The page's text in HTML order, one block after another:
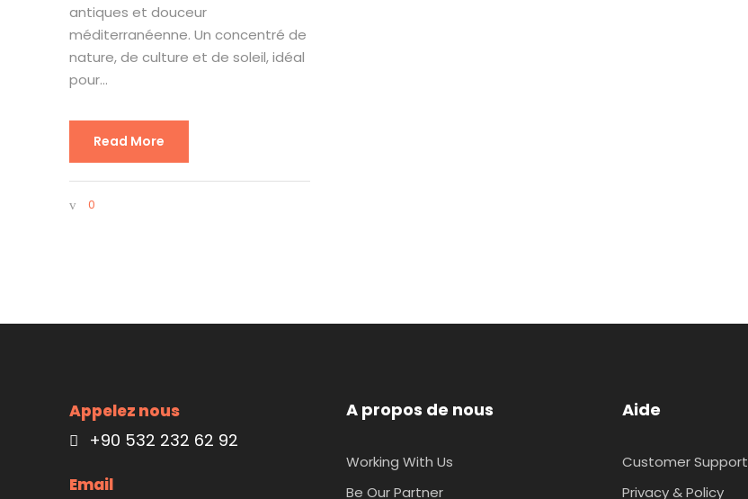
antiques et douceur
méditerranéenne. Un concentré de
nature, de culture et de soleil, idéal
pour...
Read More
0
Appelez nous
+90 532 232 62 92
Email
A propos de nous
Working With Us
Be Our Partner
Aide
Customer Support
Privacy & Policy